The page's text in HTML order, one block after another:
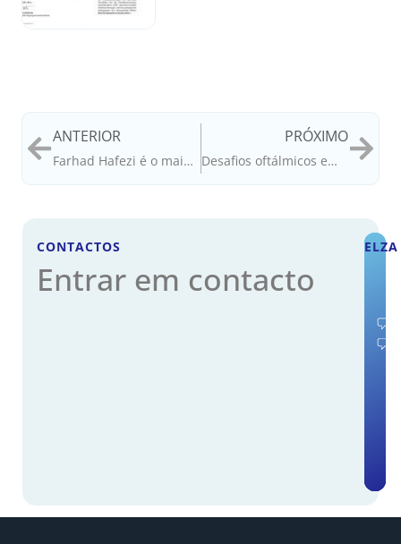
ANTERIOR
Farhad Hafezi é o maior autor do mundo em CXL
PRÓXIMO
Desafios oftálmicos em 2022
CONTACTOS
Entrar em contacto